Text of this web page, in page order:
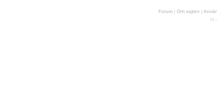
Forum | Om sajten |
ct